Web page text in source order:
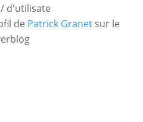
d'utilisate
de Patrick Granet sur le